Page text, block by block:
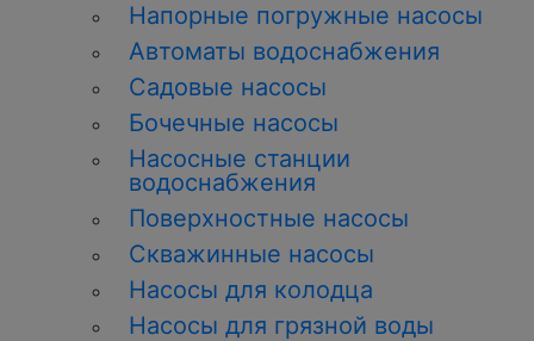
Напорные погружные насосы
Автоматы водоснабжения
Садовые насосы
Бочечные насосы
Насосные станции
водоснабжения
Поверхностные насосы
Скважинные насосы
Насосы для колодца
Насосы для грязной воды